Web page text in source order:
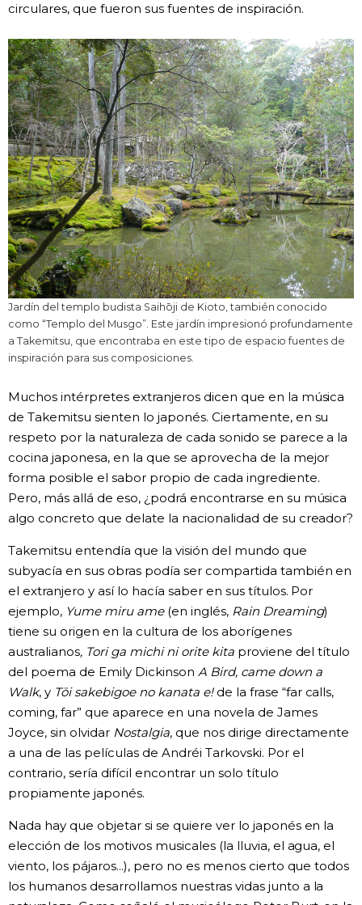
circulares, que fueron sus fuentes de inspiración.
Jardín del templo budista Saihōji de Kioto, también conocido
como “Templo del Musgo”. Este jardín impresionó profundamente
a Takemitsu, que encontraba en este tipo de espacio fuentes de
inspiración para sus composiciones.
Muchos intérpretes extranjeros dicen que en la música
de Takemitsu sienten lo japonés. Ciertamente, en su
respeto por la naturaleza de cada sonido se parece a la
cocina japonesa, en la que se aprovecha de la mejor
forma posible el sabor propio de cada ingrediente.
Pero, más allá de eso, ¿podrá encontrarse en su música
algo concreto que delate la nacionalidad de su creador?
Takemitsu entendía que la visión del mundo que
subyacía en sus obras podía ser compartida también en
el extranjero y así lo hacía saber en sus títulos. Por
ejemplo, Yume miru ame(en inglés, Rain Dreaming)
tiene su origen en la cultura de los aborígenes
australianos, Tori ga michi ni orite kitaproviene del título
del poema de Emily Dickinson A Bird, came down a
Walk, y Tōi sakebigoe no kanata e!de la frase “far calls,
coming, far” que aparece en una novela de James
Joyce, sin olvidar Nostalgia, que nos dirige directamente
a una de las películas de Andréi Tarkovski. Por el
contrario, sería difícil encontrar un solo título
propiamente japonés.
Nada hay que objetar si se quiere ver lo japonés en la
elección de los motivos musicales (la lluvia, el agua, el
viento, los pájaros...), pero no es menos cierto que todos
los humanos desarrollamos nuestras vidas junto a la